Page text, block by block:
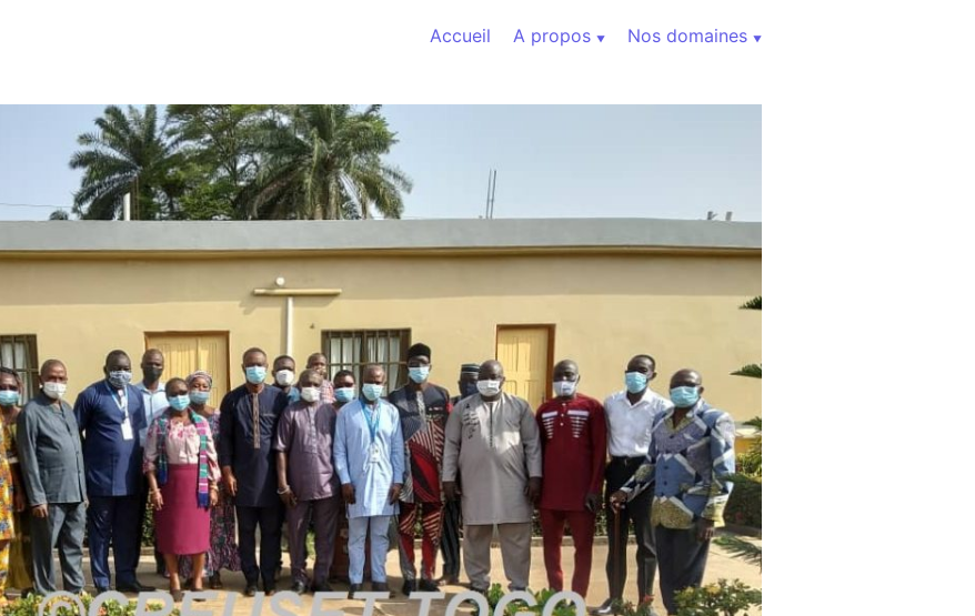
Accueil
A propos Nos domaines